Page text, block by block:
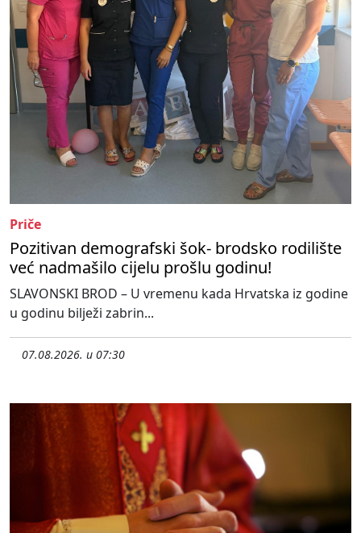
Priče
Pozitivan demografski šok- brodsko rodilište
već nadmašilo cijelu prošlu godinu!
SLAVONSKI BROD – U vremenu kada Hrvatska iz godine
u godinu bilježi zabrin...
07.08.2026. u 07:30